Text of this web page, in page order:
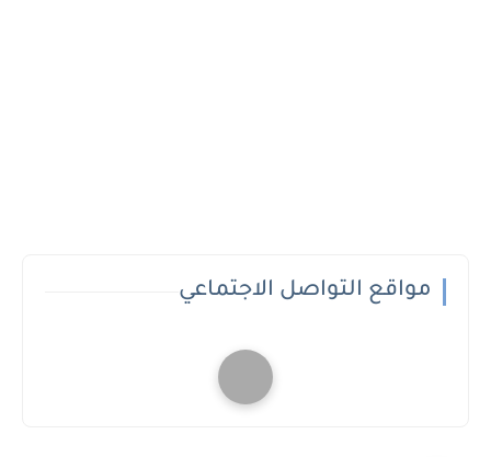
مواقع التواصل الاجتماعي